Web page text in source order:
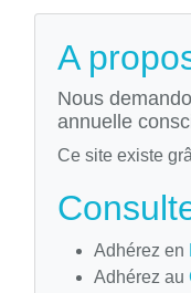
A
Nous
annuelle
Ce site existe
Adhérez en
Adhérez au